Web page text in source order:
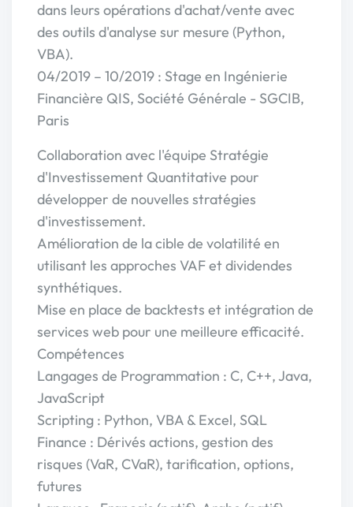
dans leurs opérations d'achat/vente avec
des outils d'analyse sur mesure (Python,
VBA).
04/2019 – 10/2019 : Stage en Ingénierie
Financière QIS, Société Générale - SGCIB,
Paris
Collaboration avec l'équipe Stratégie
d'Investissement Quantitative pour
développer de nouvelles stratégies
d'investissement.
Amélioration de la cible de volatilité en
utilisant les approches VAF et dividendes
synthétiques.
Mise en place de backtests et intégration de
services web pour une meilleure efficacité.
Compétences
Langages de Programmation : C, C++, Java,
JavaScript
Scripting : Python, VBA & Excel, SQL
Finance : Dérivés actions, gestion des
risques (VaR, CVaR), tarification, options,
futures